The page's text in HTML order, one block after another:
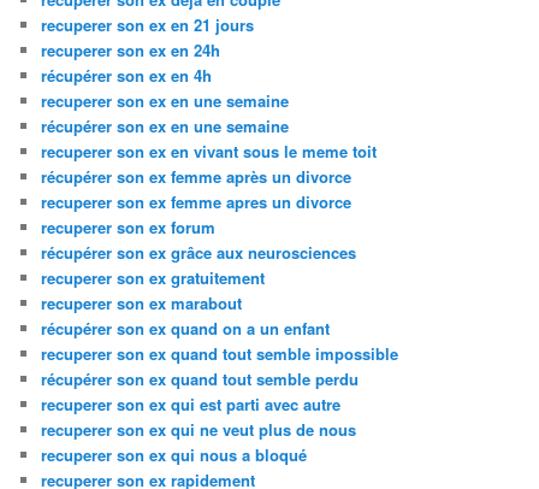
recuperer son ex en 21 jours
recuperer son ex en 24h
récupérer son ex en 4h
recuperer son ex en une semaine
récupérer son ex en une semaine
recuperer son ex en vivant sous le meme toit
récupérer son ex femme après un divorce
recuperer son ex femme apres un divorce
recuperer son ex forum
récupérer son ex grâce aux neurosciences
recuperer son ex gratuitement
recuperer son ex marabout
récupérer son ex quand on a un enfant
recuperer son ex quand tout semble impossible
récupérer son ex quand tout semble perdu
recuperer son ex qui est parti avec autre
recuperer son ex qui ne veut plus de nous
recuperer son ex qui nous a bloqué
recuperer son ex rapidement